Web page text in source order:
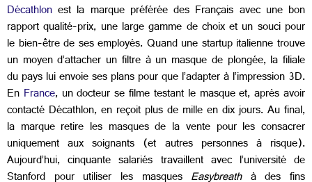
Décathlon est la marque préférée des Français avec une bon
rapport qualité-prix, une large gamme de choix et un souci pour
le bien-être de ses employés. Quand une startup italienne trouve
un moyen d’attacher un filtre à un masque de plongée, la filiale
du pays lui envoie ses plans pour que l’adapter à l’impression 3D.
En France, un docteur se filme testant le masque et, après avoir
contacté Décathlon, en reçoit plus de mille en dix jours. Au final,
la marque retire les masques de la vente pour les consacrer
uniquement aux soignants (et autres personnes à risque).
Aujourd’hui, cinquante salariés travaillent avec l’université de